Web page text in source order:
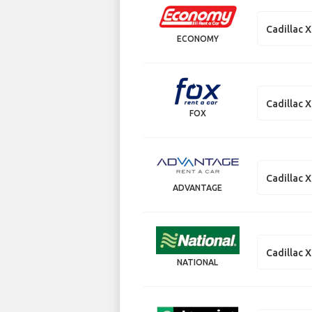
ECONOMY
Cadillac
FOX
Cadillac
ADVANTAGE
Cadillac
NATIONAL
Cadillac